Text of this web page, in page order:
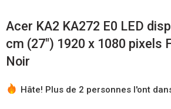
Acer KA2 KA272 E0 LED
cm (27″) 1920 x 1080 pixels
Noir
Hâte! Plus de 2 personnes l'ont